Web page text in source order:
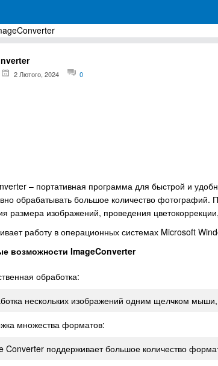
Windows
2 Лютого, 2024 0
– портативная программа для быстрой и
обрабатывать большое количество фотографий.
размера изображений, проведения
работу в операционных системах Microsoft
возможности ImageConverter
обработка:
нескольких изображений одним щелчком
множества форматов:
Converter поддерживает большое количество